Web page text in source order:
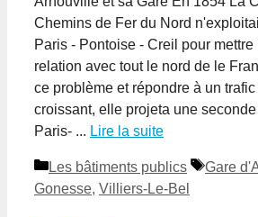
Chemins de Fer du Nord
Paris - Pontoise - Creil pour
relation avec tout le nord de le
ce problème et répondre à un
croissant, elle projeta une
Paris- ... Lire la suite
Catégories
Les bâtiments publics Gare
Gonesse, Villiers-Le-Bel